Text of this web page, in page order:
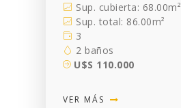
Sup. cubierta: 68.00m²
Sup. total: 86.00m²
3
2 baños
U$S 110.000
VER MÁS